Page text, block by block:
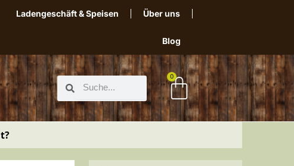
Ladengeschäft & Speisen Über uns
Blog
0